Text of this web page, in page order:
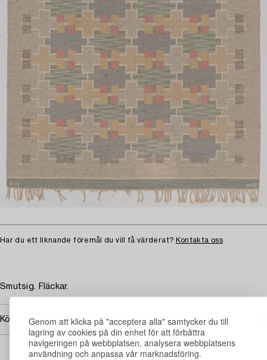
Genom att klicka på "acceptera alla" samtycker du till
lagring av cookies på din enhet för att förbättra
navigeringen på webbplatsen, analysera webbplatsens
användning och anpassa vår marknadsföring.
Har du ett liknande föremål du vill få värderat? Kontakta oss
Smutsig. Fläckar.
Köpinformation